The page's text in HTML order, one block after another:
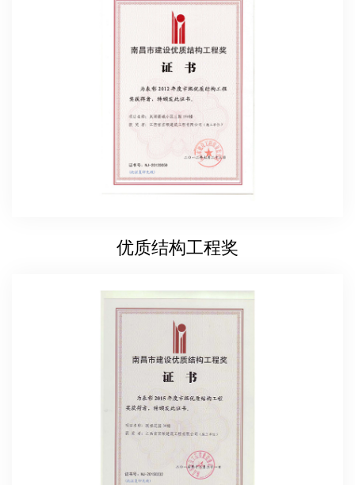
优质结构工程奖